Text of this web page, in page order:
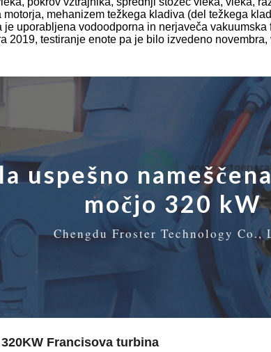
mehanizem težkega kladiva (del težkega
uporabljena vodoodporna in nerjaveča
testiranje enote pa je bilo izvedeno
uspešno
močjo 320 kW
Chengdu Froster Technology Co.,
Francisova turbina